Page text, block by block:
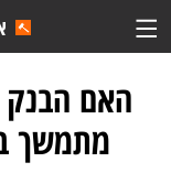
האם הבנק
מתמשך